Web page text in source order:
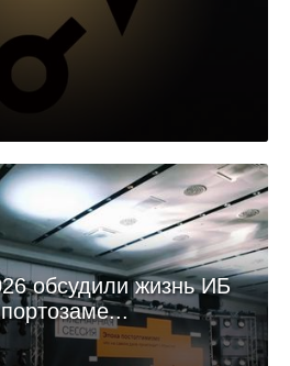
обсудили жизнь ИБ